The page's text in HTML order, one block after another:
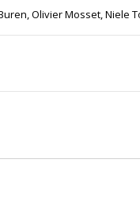
Olivier Mosset, Niele